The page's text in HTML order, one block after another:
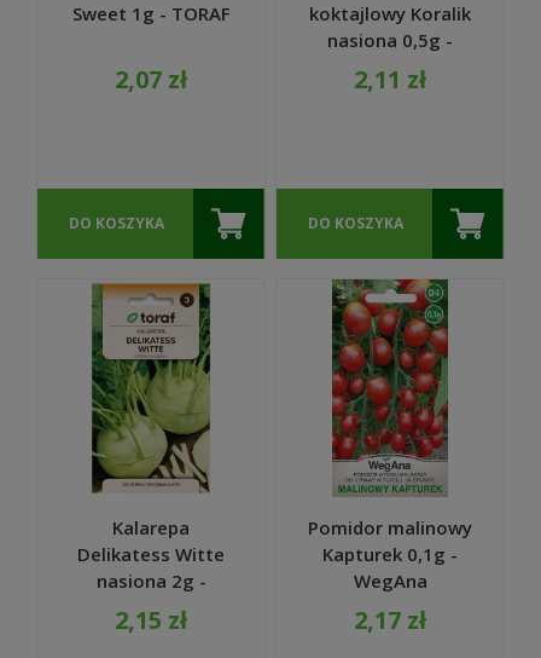
Sweet 1g - TORAF
2,07 zł
DO KOSZYKA
koktajlowy Koralik
nasiona 0,5g -
PNOS
2,11 zł
DO KOSZYKA
Kalarepa
Delikatess Witte
nasiona 2g -
TORAF
2,15 zł
Pomidor malinowy
Kapturek 0,1g -
WegAna
2,17 zł